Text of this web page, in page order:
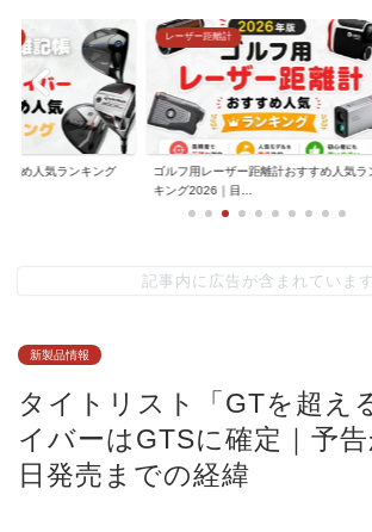
すめ人気ランキング
レーザー距離計
ゴルフ用レーザー距離計おすすめ人気ラ
キング2026｜目...
記事内に広告が含まれています
新製品情報
タイトリスト「GTを超え
イバーはGTSに確定｜予
日発売までの経緯